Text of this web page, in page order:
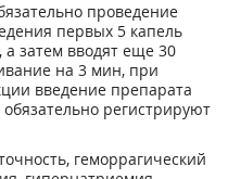
проведение
первых 5 капель
затем вводят еще 30
на 3 мин, при
введение препарата
регистрируют
геморрагический